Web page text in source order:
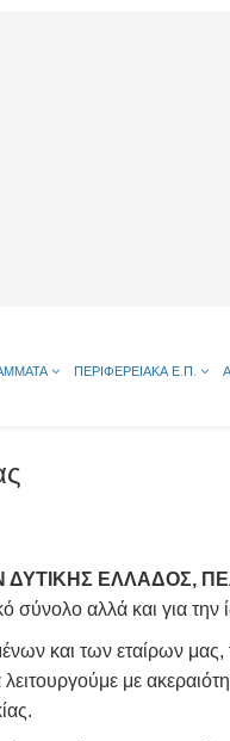
ΠΕΡΙΦΕΡΕΙΑΚΑ Ε.Π.
ΕΛΛΑΔΟΣ,
σύνολο αλλά και για
και των εταίρων
με